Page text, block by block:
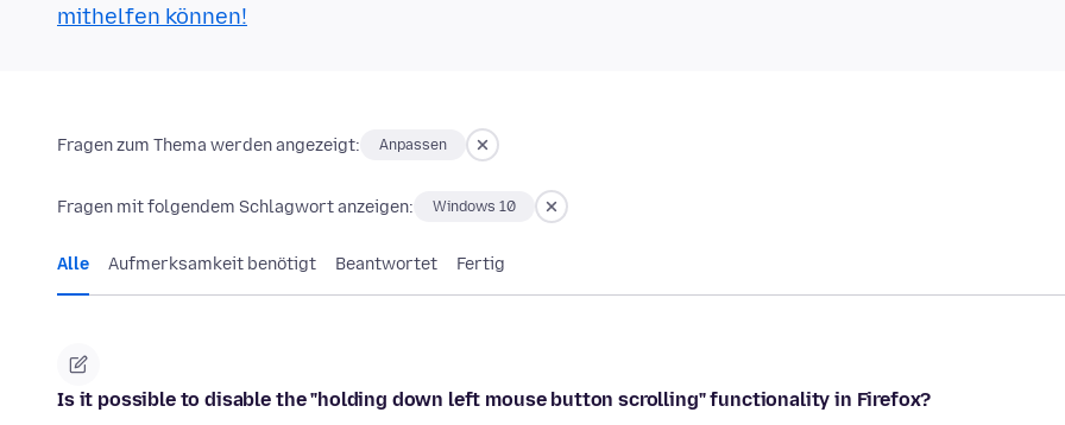
mithelfen können!
Fragen zum Thema werden angezeigt: Anpassen
Fragen mit folgendem Schlagwort anzeigen: Windows 10
Alle Aufmerksamkeit benötigt Beantwortet Fertig
Is it possible to disable the "holding down left mouse button scrolling" functionality in Firefox?